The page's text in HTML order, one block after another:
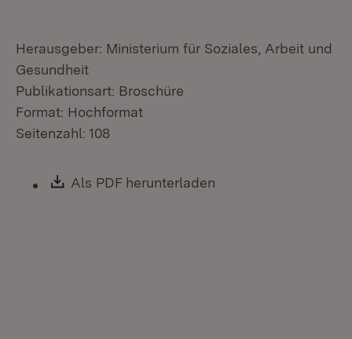
Herausgeber: Ministerium für Soziales, Arbeit und
Gesundheit
Publikationsart: Broschüre
Format: Hochformat
Seitenzahl: 108
Download:
Als PDF herunterladen